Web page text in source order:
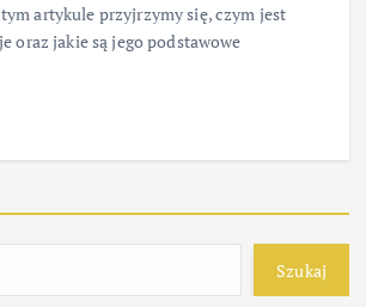
artykule przyjrzymy się, czym jest
oraz jakie są jego podstawowe
Szukaj